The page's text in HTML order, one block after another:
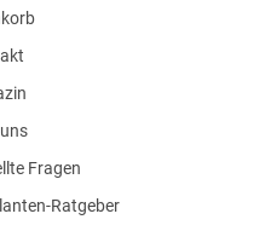
Fragen
Ratgeber